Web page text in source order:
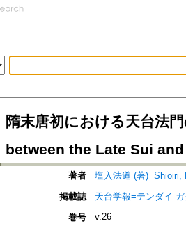
隋末唐初における天台法
between the Late Sui
著者
塩入法道 (著)=Shioiri,
掲載誌
天台学報=テンダイ
巻号
v.26